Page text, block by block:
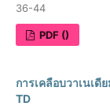
36-44
PDF ()
การเคลือบวาเนเ
TD